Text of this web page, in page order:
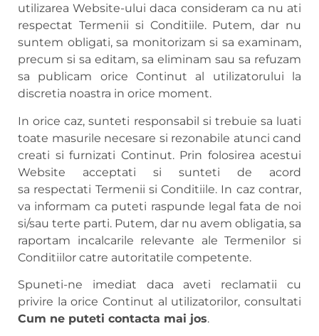
utilizarea Website-ului daca consideram ca nu ati
respectat Termenii si Conditiile. Putem, dar nu
suntem obligati, sa monitorizam si sa examinam,
precum si sa editam, sa eliminam sau sa refuzam
sa publicam orice Continut al utilizatorului la
discretia noastra in orice moment.
In orice caz, sunteti responsabil si trebuie sa luati
toate masurile necesare si rezonabile atunci cand
creati si furnizati Continut. Prin folosirea acestui
Website acceptati si sunteti de acord
sa respectati Termenii si Conditiile. In caz contrar,
va informam ca puteti raspunde legal fata de noi
si/sau terte parti. Putem, dar nu avem obligatia, sa
raportam incalcarile relevante ale Termenilor si
Conditiilor catre autoritatile competente.
Spuneti-ne imediat daca aveti reclamatii cu
privire la orice Continut al utilizatorilor, consultati
Cum ne puteti contacta mai jos.